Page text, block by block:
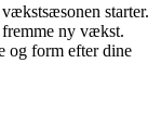
starter.
fremme ny vækst.
og form efter dine